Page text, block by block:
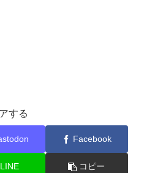
する
Facebook
LINE コピー